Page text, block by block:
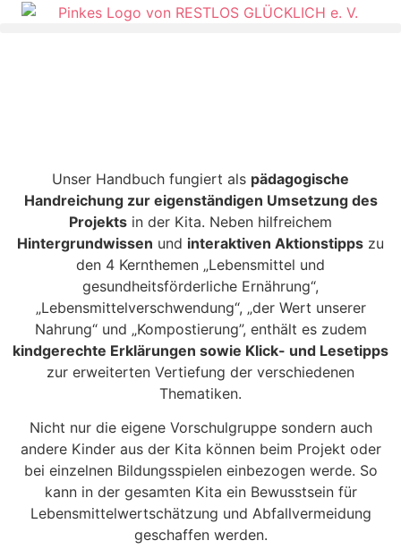
Unser Handbuch fungiert als pädagogische
Handreichung zur eigenständigen Umsetzung des
Projekts in der Kita. Neben hilfreichem
Hintergrundwissen und interaktiven Aktionstipps zu
den 4 Kernthemen „Lebensmittel und
gesundheitsförderliche Ernährung“,
„Lebensmittelverschwendung“, „der Wert unserer
Nahrung“ und „Kompostierung”, enthält es zudem
kindgerechte Erklärungen sowie Klick- und Lesetipps
zur erweiterten Vertiefung der verschiedenen
Thematiken.
Nicht nur die eigene Vorschulgruppe sondern auch
andere Kinder aus der Kita können beim Projekt oder
bei einzelnen Bildungsspielen einbezogen werde. So
kann in der gesamten Kita ein Bewusstsein für
Lebensmittelwertschätzung und Abfallvermeidung
geschaffen werden.​